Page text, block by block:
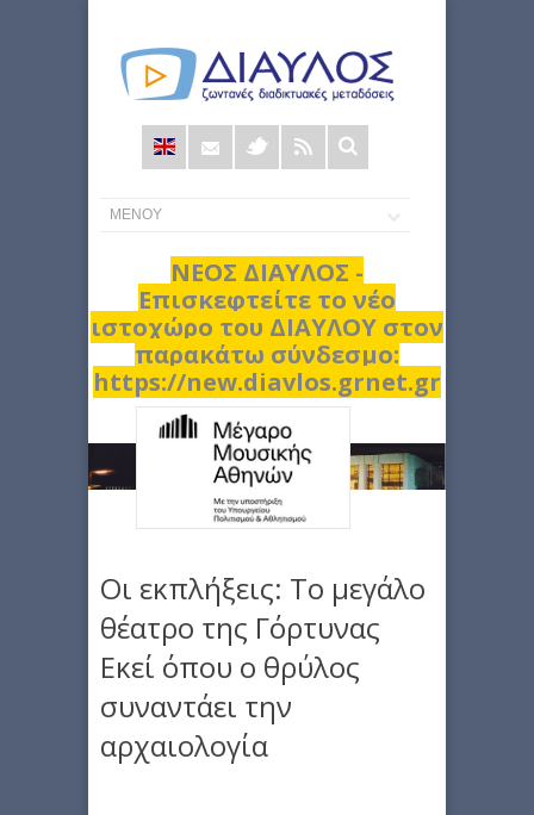
Φόρμα
αναζήτησης
ΝΕΟΣ ΔΙΑΥΛΟΣ -
Επισκεφτείτε το νέο
ιστοχώρο του ΔΙΑΥΛΟΥ στον
παρακάτω σύνδεσμο:
https://new.diavlos.grnet.gr
Οι εκπλήξεις: Το μεγάλο
θέατρο της Γόρτυνας
Εκεί όπου ο θρύλος
συναντάει την
αρχαιολογία